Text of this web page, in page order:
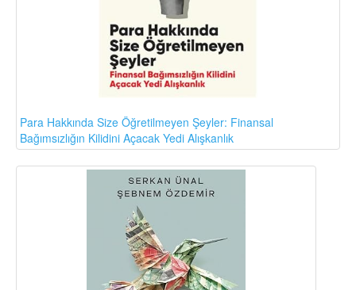
Para Hakkında Size Öğretilmeyen Şeyler: Finansal
Bağımsızlığın Kilidini Açacak Yedi Alışkanlık